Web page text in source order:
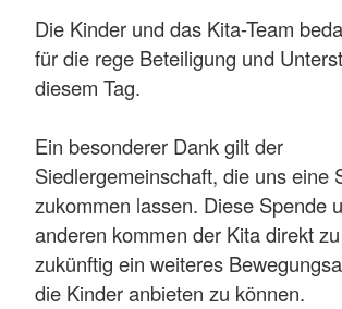
Die Kinder und das Kita-Team
für die rege Beteiligung und
diesem Tag.
Ein besonderer Dank gilt der
Siedlergemeinschaft, die uns eine
zukommen lassen. Diese Spende
anderen kommen der Kita direkt
zukünftig ein weiteres
die Kinder anbieten zu können.